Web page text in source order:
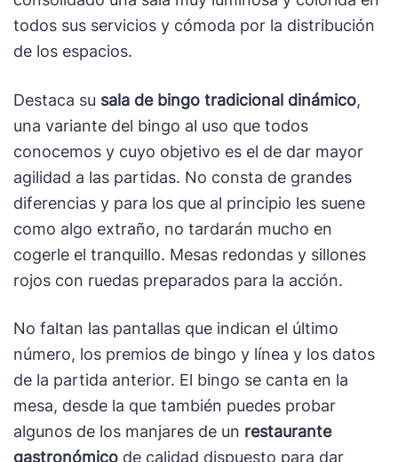
todos sus servicios y cómoda por la distribución
de los espacios.
Destaca su sala de bingo tradicional dinámico,
una variante del bingo al uso que todos
conocemos y cuyo objetivo es el de dar mayor
agilidad a las partidas. No consta de grandes
diferencias y para los que al principio les suene
como algo extraño, no tardarán mucho en
cogerle el tranquillo. Mesas redondas y sillones
rojos con ruedas preparados para la acción.
No faltan las pantallas que indican el último
número, los premios de bingo y línea y los datos
de la partida anterior. El bingo se canta en la
mesa, desde la que también puedes probar
algunos de los manjares de un restaurante
gastronómico de calidad dispuesto para dar